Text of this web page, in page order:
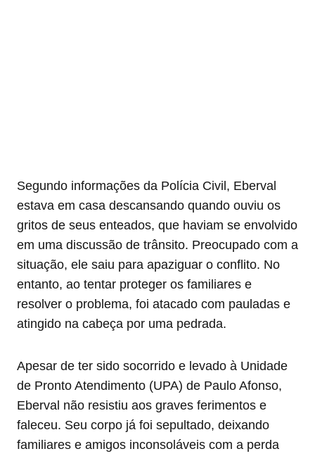
Segundo informações da Polícia Civil, Eberval
estava em casa descansando quando ouviu os
gritos de seus enteados, que haviam se envolvido
em uma discussão de trânsito. Preocupado com a
situação, ele saiu para apaziguar o conflito. No
entanto, ao tentar proteger os familiares e
resolver o problema, foi atacado com pauladas e
atingido na cabeça por uma pedrada.
Apesar de ter sido socorrido e levado à Unidade
de Pronto Atendimento (UPA) de Paulo Afonso,
Eberval não resistiu aos graves ferimentos e
faleceu. Seu corpo já foi sepultado, deixando
familiares e amigos inconsoláveis com a perda